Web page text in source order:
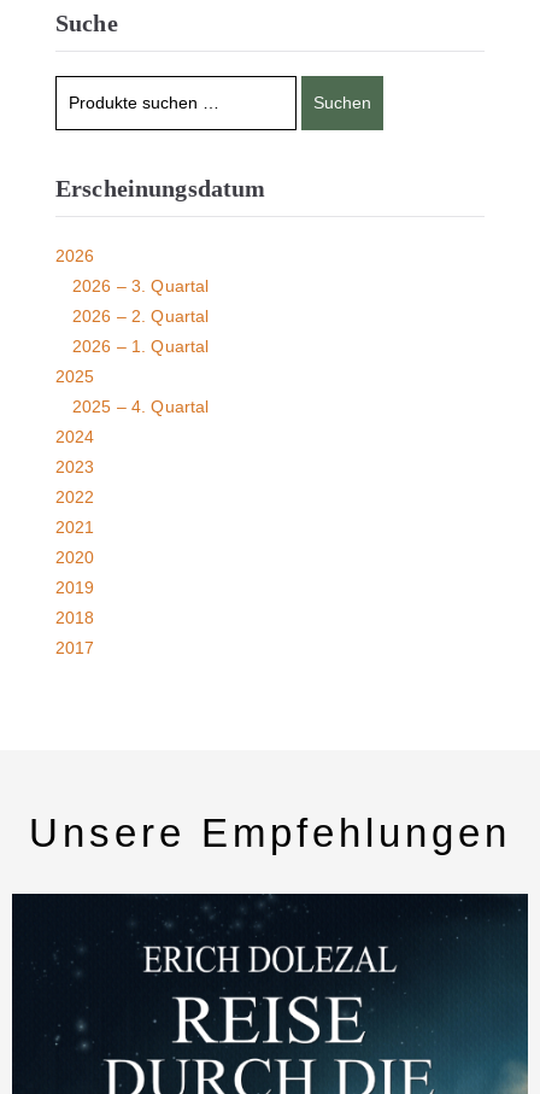
Suche
Suchen
Erscheinungsdatum
2026
2026 – 3. Quartal
2026 – 2. Quartal
2026 – 1. Quartal
2025
2025 – 4. Quartal
2024
2023
2022
2021
2020
2019
2018
2017
Unsere Empfehlungen